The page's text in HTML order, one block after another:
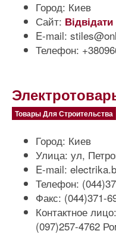
Город: Киев
Сайт:
E-mail:
Телефон:
Товары Для Строительства
Город: Киев
Улица: ул,
E-mail:
Телефон:
Факс: (044)371-
Контактное лицо:
(097)257-4762